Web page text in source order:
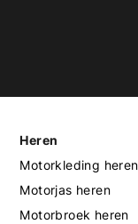
Heren
Motorkleding heren
Motorjas heren
Motorbroek heren